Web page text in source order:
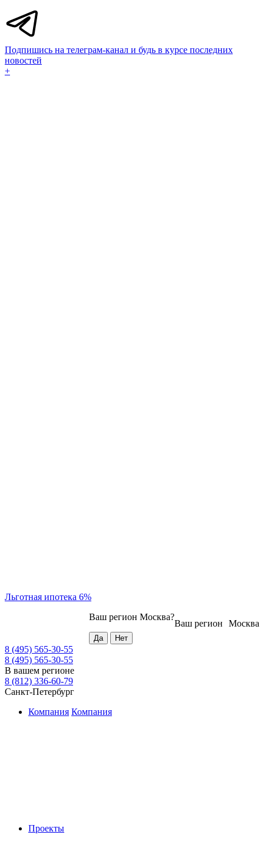
Подпишись на телеграм-канал и будь в курсе последних
новостей
+
Льготная ипотека 6%
Москва
Ваш регион
Ваш регион Москва?
8 (495) 565-30-55
8 (495) 565-30-55
В вашем регионе
8 (812) 336-60-79
Санкт-Петербург
Компания Компания
Проекты